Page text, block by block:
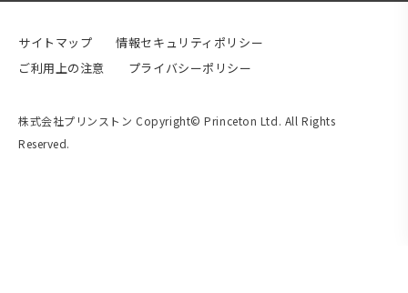
サイトマップ
情報セキュリティポリシー
ご利用上の注意
プライバシーポリシー
株式会社プリンストン Copyright© Princeton Ltd. All Rights
Reserved.